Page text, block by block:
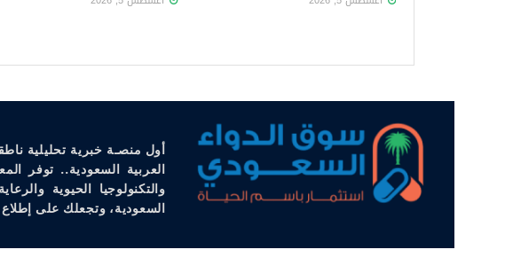
أول منصـة خبرية تحليلية
العربية السعودية.. توفر
والتكنولوجيا الحيوية
السعودية، وتجعلك على